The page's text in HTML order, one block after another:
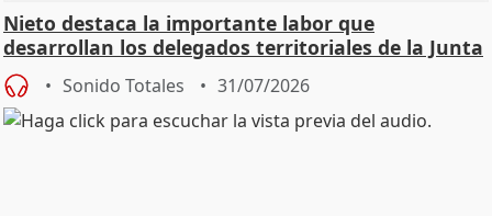
Nieto destaca la importante labor que
desarrollan los delegados territoriales de la Junta
Sonido Totales 31/07/2026